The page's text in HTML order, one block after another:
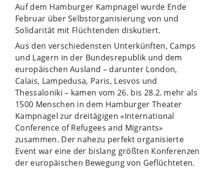
Auf dem Hamburger Kampnagel wurde Ende
Februar über Selbstorganisierung von und
Solidarität mit Flüchtenden diskutiert.
Aus den verschiedensten Unterkünften, Camps
und Lagern in der Bundesrepublik und dem
europäischen Ausland – darunter London,
Calais, Lampedusa, Paris, Lesvos und
Thessaloniki – kamen vom 26. bis 28.2. mehr als
1500 Menschen in dem Hamburger Theater
Kampnagel zur dreitägigen «International
Conference of Refugees and Migrants»
zusammen. Der nahezu perfekt organisierte
Event war eine der bislang größten Konferenzen
der europäischen Bewegung von Geflüchteten.